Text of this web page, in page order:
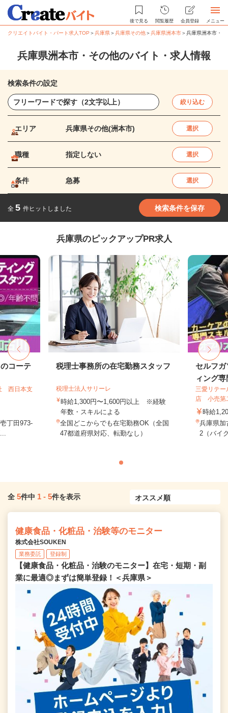
後で見る 閲覧履歴 会員登録 メニュー
クリエイトバイト・パート求人TOP ＞兵庫県＞兵庫県その他＞兵庫県洲本市＞兵庫県洲本市・
兵庫県洲本市・その他のバイト・求人情報
検索条件の設定
絞り込む
エリア 兵庫県その他(洲本市) 選択
職種 指定しない 選択
条件 急募 選択
全 5 件ヒットしました 検索条件を保存
兵庫県のピックアップPR求人
コーテ
西日本支
丁田973-
税理士事務所の在宅勤務スタッフ
税理士法人サリーレ
時給1,300円〜1,600円以上 ※経験
年数・スキルによる
全国どこからでも在宅勤務OK（全国
47都道府県対応、転勤なし）
セルフ
ィング
三愛リテ
店 小売第
時給
兵庫県加
2（バイ
全 5件中 1 - 5件を表示
健康食品・化粧品・治験等のモニター
株式会社SOUKEN
業務委託 登録制
【健康食品・化粧品・治験のモニター】在宅・短期・副
業に最適◎まずは簡単登録！＜兵庫県＞